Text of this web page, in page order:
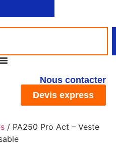
Nous contacter
Devis express
/ PA250 Pro Act – Veste